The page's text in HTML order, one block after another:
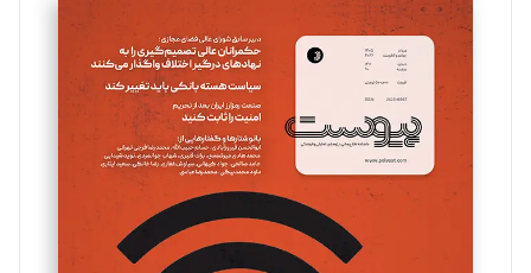
سروش کرمیان
تحریریه
مینا پاکدل